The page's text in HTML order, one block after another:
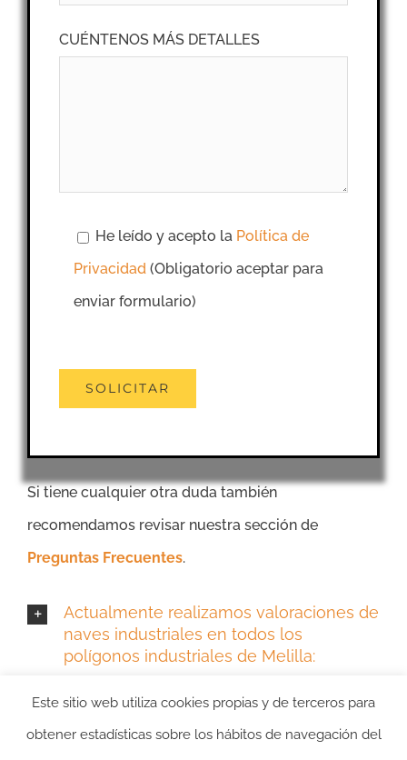
CUÉNTENOS MÁS DETALLES
He leído y acepto la Política de
Privacidad (Obligatorio aceptar para
enviar formulario)
Si tiene cualquier otra duda también
recomendamos revisar nuestra sección de
Preguntas Frecuentes.
Actualmente realizamos valoraciones de
naves industriales en todos los
polígonos industriales de Melilla:
Más información sobre Tasación de
Este sitio web utiliza cookies propias y de terceros para
obtener estadísticas sobre los hábitos de navegación del